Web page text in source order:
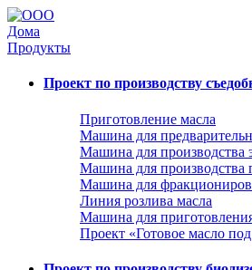
Дома
Продукты
Проект по производству
Приготовление масла
Машина для
Машина для производства
Машина для производства
Машина для
Линия розлива масла
Машина для
Проект «Готовое масло